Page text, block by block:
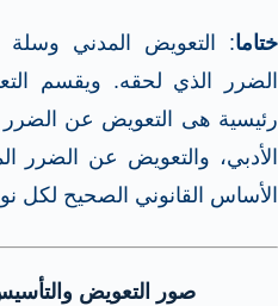
ختاما: التعويض المدني وسلة
الضرر الذي لحقه. ويقسم
رئيسية هى ا لتعويض عن الضرر
الأدبي، والتعويض عن الضرر
الأساس القانوني الصحيح لكل
صور التعويض